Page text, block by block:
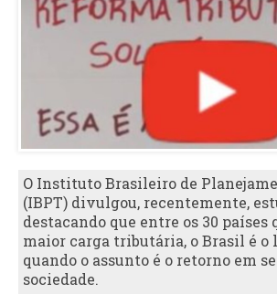
O Instituto Brasileiro de
(IBPT) divulgou, recentemente,
destacando que entre os 30 países
maior carga tributária, o Brasil é o
quando o assunto é o retorno em
sociedade.